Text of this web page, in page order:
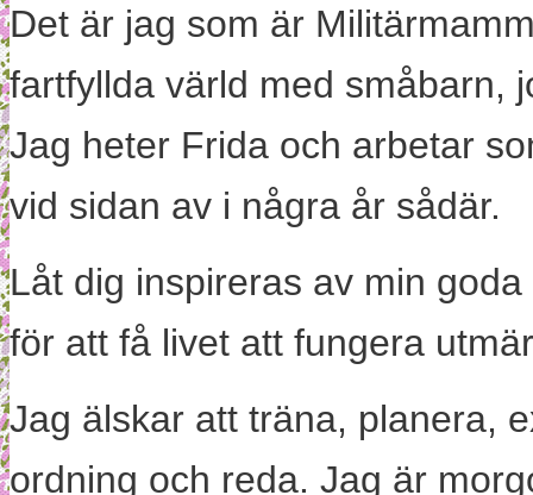
Det är jag som är
fartfyllda värld med småbarn,
Jag heter Frida och arbetar
vid sidan av i några år sådär.
Låt dig inspireras av min
för att få livet att fungera
Jag älskar att träna, planera,
ordning och reda. Jag är